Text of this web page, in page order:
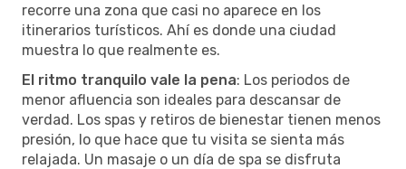
recorre una zona que casi no aparece en los
itinerarios turísticos. Ahí es donde una ciudad
muestra lo que realmente es.
El ritmo tranquilo vale la pena: Los periodos de
menor afluencia son ideales para descansar de
verdad. Los spas y retiros de bienestar tienen menos
presión, lo que hace que tu visita se sienta más
relajada. Un masaje o un día de spa se disfruta